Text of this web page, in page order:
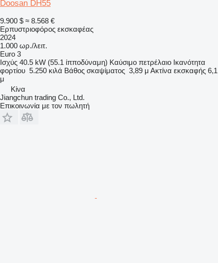
Doosan DH55
9.900 $ ≈ 8.568 €
Ερπυστριοφόρος εκσκαφέας
2024
1.000 ωρ./λειτ.
Euro 3
Ισχύς 40.5 kW (55.1 ίπποδύναμη) Καύσιμο πετρέλαιο Ικανότητα
φορτίου 5.250 κιλά Βάθος σκαψίματος 3,89 μ Ακτίνα εκσκαφής 6,1
μ
Κίνα
Jiangchun trading Co., Ltd.
Επικοινωνία με τον πωλητή